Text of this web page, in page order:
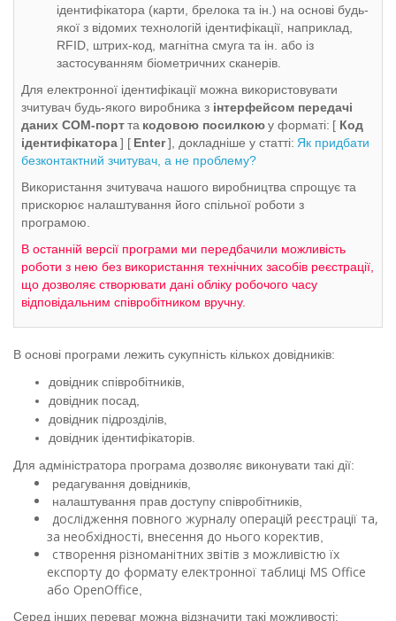
ідентифікатора (карти, брелока та ін.) на основі будь-
якої з відомих технологій ідентифікації, наприклад,
RFID, штрих-код, магнітна смуга та ін. або із
застосуванням біометричних сканерів.
Для електронної ідентифікації можна використовувати
зчитувач будь-якого виробника з інтерфейсом передачі
даних COM-портта кодовою посилкоюу форматі: [ Код
ідентифікатора] [ Enter], докладніше у статті: Як придбати
безконтактний зчитувач, а не проблему?
Використання зчитувача нашого виробництва спрощує та
прискорює налаштування його спільної роботи з
програмою.
В останній версії програми ми передбачили можливість
роботи з нею без використання технічних засобів реєстрації,
що дозволяє створювати дані обліку робочого часу
відповідальним співробітником вручну.
В основі програми лежить сукупність кількох довідників:
довідник співробітників,
довідник посад,
довідник підрозділів,
довідник ідентифікаторів.
Для адміністратора програма дозволяє виконувати такі дії:
редагування довідників,
налаштування прав доступу співробітників,
дослідження повного журналу операцій реєстрації та,
за необхідності, внесення до нього коректив
створення різноманітних звітів з можливістю їх
експорту до формату електронної таблиці MS Office
або OpenOffice
Серед інших переваг можна відзначити такі можливості: